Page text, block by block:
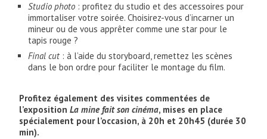
Studio photo : profitez du studio et des accessoires pour
immortaliser votre soirée. Choisirez-vous d’incarner un
mineur ou de vous apprêter comme une star pour le
tapis rouge ?
Final cut: à l’aide du storyboard, remettez les scènes
dans le bon ordre pour faciliter le montage du film.
Profitez également des visites commentées de
l’expositionLa mine fait son cinéma, mises en place
spécialement pour l’occasion, à 20h et 20h45 (durée 30
min).